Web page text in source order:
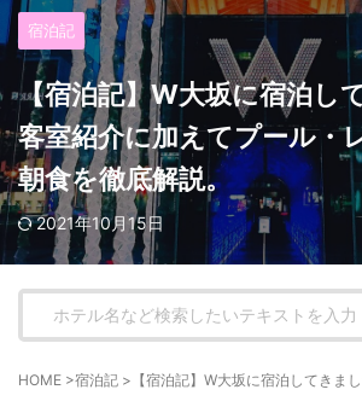
宿泊記
【宿泊記】W大坂に宿泊し
客室紹介に加えてプール・
朝食を徹底解説。
2021年10月15日
HOME >宿泊記 > 【宿泊記】W大坂に宿泊してきま